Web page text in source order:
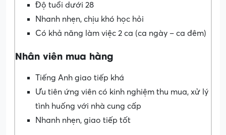
Độ tuổi dưới 28
Nhanh nhẹn, chịu khó học hỏi
Có khả năng làm việc 2 ca (ca ngày – ca đêm)
Nhân viên mua hàng
Tiếng Anh giao tiếp khá
Ưu tiên ứng viên có kinh nghiệm thu mua, xử lý
tình huống với nhà cung cấp
Nhanh nhẹn, giao tiếp tốt